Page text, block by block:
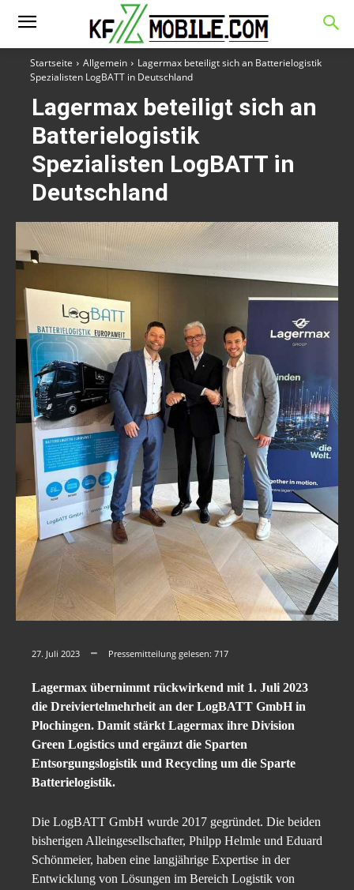
Startseite Allgemein
Lagermax beteiligt sich an Batterielogistik
Spezialisten LogBATT in Deutschland
Lagermax beteiligt sich an
Batterielogistik
Spezialisten LogBATT in
Deutschland
27. Juli 2023 Pressemitteilung gelesen: 717
Lagermax übernimmt rückwirkend mit 1. Juli 2023
die Dreiviertelmehrheit an der LogBATT GmbH in
Plochingen. Damit stärkt Lagermax ihre Division
Green Logistics und ergänzt die Sparten
Entsorgungslogistik und Recycling um die Sparte
Batterielogistik.
Die LogBATT GmbH wurde 2017 gegründet. Die beiden
bisherigen Alleingesellschafter, Philpp Helmle und Eduard
Schönmeier, haben eine langjährige Expertise in der
Entwicklung von Lösungen im Bereich Logistik von